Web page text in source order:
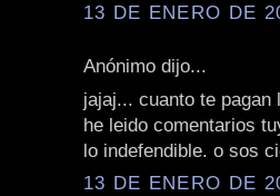
13 DE ENERO DE
Anónimo dijo...
jajaj... cuanto te
he leido comentarios
lo indefendible. o sos
13 DE ENERO DE